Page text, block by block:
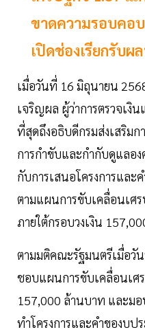
ขาดความรอบคอบ
เปิดช่องเรียกรับผ
เมื่อวันที่ 16 มิถุนายน
เจริญผล ผู้ว่าการตรวจเงิ
ที่สุดถึงอธิบดีกรมส่งเสริมก
การกำขับและกำกับดูแลอ
กับการเสนอโครงการแล
ตามแผนการขับเคลื่อนเศ
ภายใต้กรอบวงเงิน
ตามมติคณะรัฐมนตรีเมื่อ
ชอบแผนการขับเคลื่อนเศ
157,000 ล้านบาท และม
ทำโครงการและคำของบ